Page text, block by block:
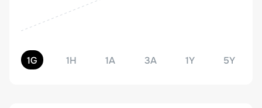
1G 1H 1A 3A 1Y 5Y